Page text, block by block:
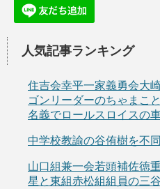
人気記事ランキング
住吉会幸平一家義勇会大
ゴンリーダーのちゃまこ
名義でロールスロイスの
中学校教諭の谷侑樹を不
山口組兼一会若頭補佐徳
星と東組赤松組組員の三